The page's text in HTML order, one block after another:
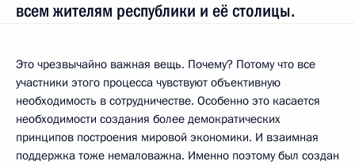
всем жителям республики и её столицы.
Это чрезвычайно важная вещь. Почему? Потому что все
участники этого процесса чувствуют объективную
необходимость в сотрудничестве. Особенно это касается
необходимости создания более демократических
принципов построения мировой экономики. И взаимная
поддержка тоже немаловажна. Именно поэтому был создан